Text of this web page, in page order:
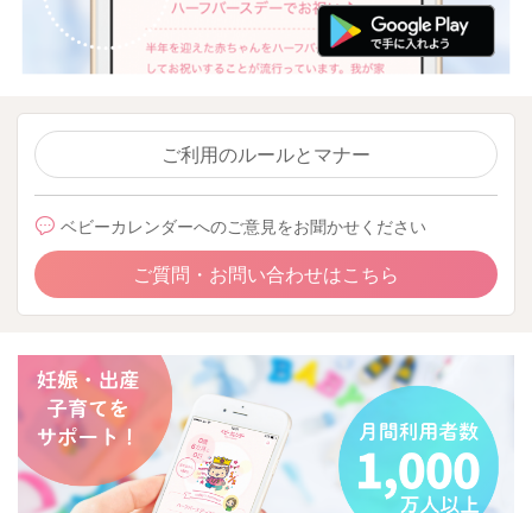
ご利用のルールとマナー
ベビーカレンダーへのご意見をお聞かせください
ご質問・お問い合わせはこちら